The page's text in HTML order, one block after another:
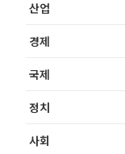
산업
경제
국제
정치
사회